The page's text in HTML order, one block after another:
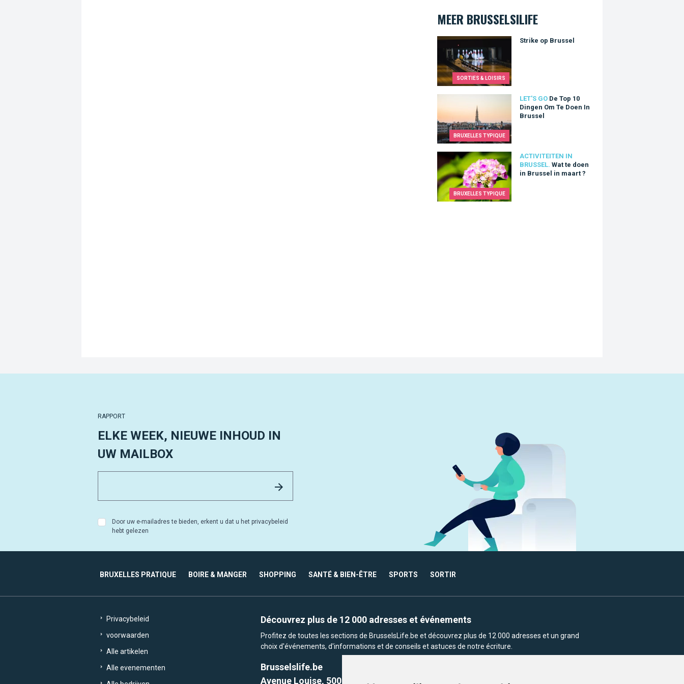
MEER BRUSSELSILIFE
SORTIES & LOISIRS
Strike op Brussel
Strike op Brussel
BRUXELLES TYPIQUE
LET'S GO De Top 10
Dingen Om Te Doen In
Brussel
De Top 10 Dingen Om Te Doen In Brussel
BRUXELLES TYPIQUE
ACTIVITEITEN IN
BRUSSEL. Wat te doen
in Brussel in maart ?
Wat te doen in Brussel in maart ?
RAPPORT
ELKE WEEK, NIEUWE INHOUD IN
UW MAILBOX
Door uw e-mailadres te bieden, erkent u dat u het privacybeleid
hebt gelezen
BRUXELLES PRATIQUE BOIRE & MANGER SHOPPING SANTÉ & BIEN-ÊTRE SPORTS SORTIR
Privacybeleid
voorwaarden
Alle artikelen
Alle evenementen
Découvrez plus de 12 000 adresses et événements
Profitez de toutes les sections de BrusselsLife.be et découvrez plus de 12 000 adresses et un grand
choix d'événements, d'informations et de conseils et astuces de notre écriture.
Brusselslife.be
Avenue Louise, 500 -1050 Ixelles, Brussels,